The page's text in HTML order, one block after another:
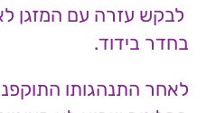
לבקש עזרה עם המזגן
בחדר בידוד.
לאחר התנהגותו